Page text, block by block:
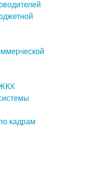
ЖКХ
кадрам